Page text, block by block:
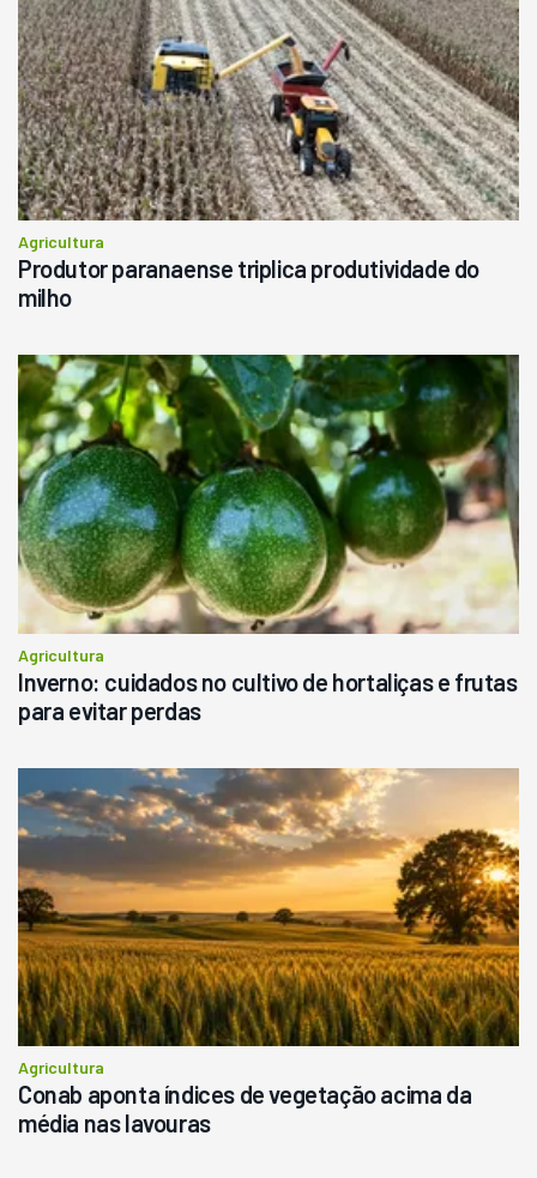
Agricultura
Produtor paranaense triplica produtividade do
milho
Agricultura
Inverno: cuidados no cultivo de hortaliças e frutas
para evitar perdas
Agricultura
Conab aponta índices de vegetação acima da
média nas lavouras